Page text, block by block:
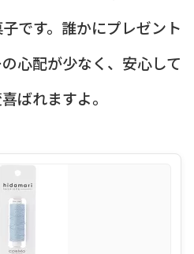
です。誰かにプレゼント
心配が少なく、安心して
ばれますよ。